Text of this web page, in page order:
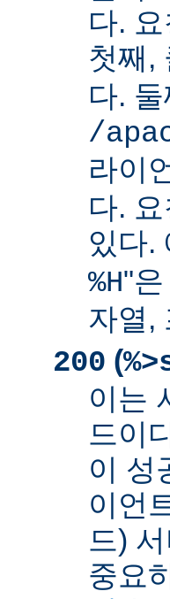
다.
첫째,
다.
/
라이
다.
있다.
%H"은
자열,
200 (
이는
드이
이 성
이언
드)
중요